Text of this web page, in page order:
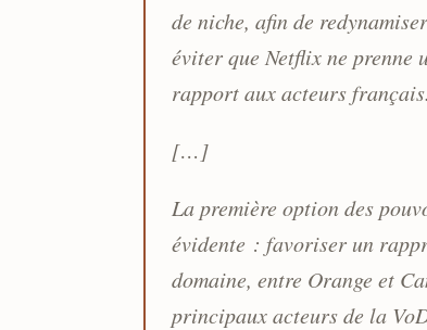
de niche, afin de
éviter que Netflix ne prenne
rapport aux acteurs français.
[…]
La première option des
évidente : favoriser un
domaine, entre Orange et
principaux acteurs de la